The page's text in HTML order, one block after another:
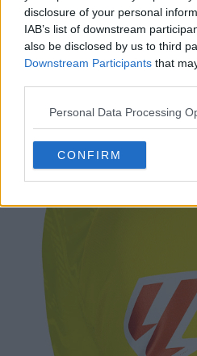
disclosure of your personal
IAB’s list of downstream
also be disclosed by us to third
Downstream Participants that
Personal Data Processing
CONFIRM